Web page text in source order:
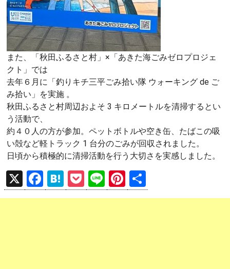
また、「秋田ふるさと村」×「あきた海ごみゼロプロジェ
クト」では
去年６月に「釣りキチ三平ごみ拾い隊 ウォーキング de ご
み拾い」を実施 。
秋田ふるさと村周辺およそ 3 キロメートルを清掃するとい
う活動で、
約４０人の方が参加。ペットボトルや空き缶、たばこの吸
い殻など軽トラック 1 台分のごみが回収されました。
日頃から積極的に清掃活動を行う大切さを実感しました。
X
F
a
H
at
P
o
Li
n
Pi
nt 有